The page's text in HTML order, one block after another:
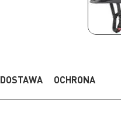
DOSTAWA OCHRONA